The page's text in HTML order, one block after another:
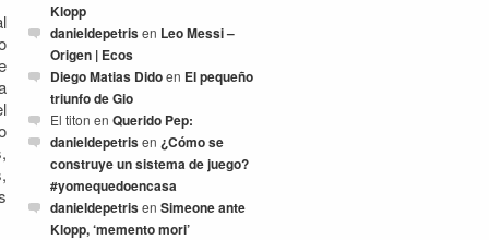
Klopp
danieldepetrisen Leo Messi –
Origen | Ecos
Diego Matias Didoen El pequeño
triunfo de Gio
El titon en Querido Pep:
danieldepetrisen ¿Cómo se
construye un sistema de juego?
#yomequedoencasa
danieldepetrisen Simeone ante
Klopp, ‘memento mori’